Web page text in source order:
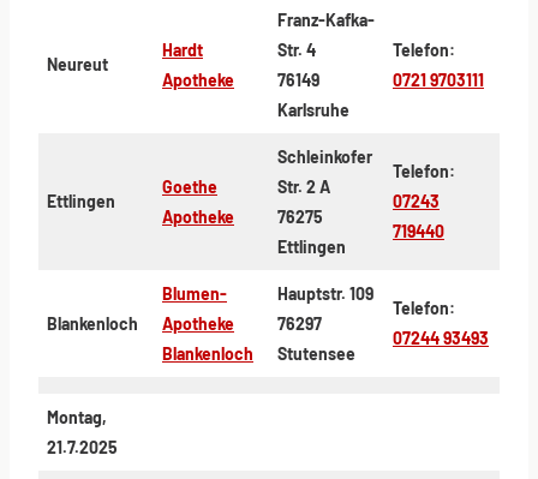
Neureut
Hardt
Apotheke
Franz-Kafka-
Str. 4
76149
Karlsruhe
Telefon:
0721 9703111
Ettlingen
Goethe
Apotheke
Schleinkofer
Str. 2 A
76275
Ettlingen
Telefon:
07243
719440
Blankenloch
Blumen-
Apotheke
Blankenloch
Hauptstr. 109
76297
Stutensee
Telefon:
07244 93493
Montag,
21.7.2025